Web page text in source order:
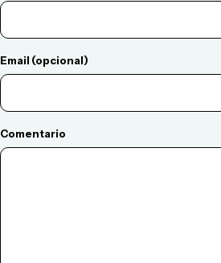
Email (opcional)
Comentario